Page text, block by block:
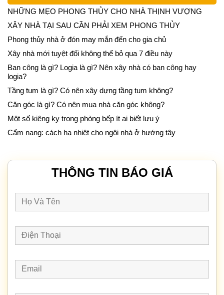
NHỮNG MẸO PHONG THỦY CHO NHÀ THỊNH VƯỢNG
XÂY NHÀ TẠI SAU CẦN PHẢI XEM PHONG THỦY
Phong thủy nhà ở đón may mắn đến cho gia chủ
Xây nhà mới tuyệt đối không thể bỏ qua 7 điều này
Ban công là gì? Logia là gì? Nên xây nhà có ban công hay
logia?
Tầng tum là gì? Có nên xây dựng tầng tum không?
Căn góc là gì? Có nên mua nhà căn góc không?
Một số kiêng kỵ trong phòng bếp ít ai biết lưu ý
Cẩm nang: cách hạ nhiệt cho ngôi nhà ở hướng tây
THÔNG TIN BÁO GIÁ